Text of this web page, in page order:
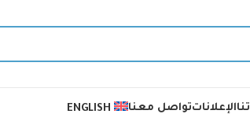
الإعلاناتتواصل معنا ENGLISH